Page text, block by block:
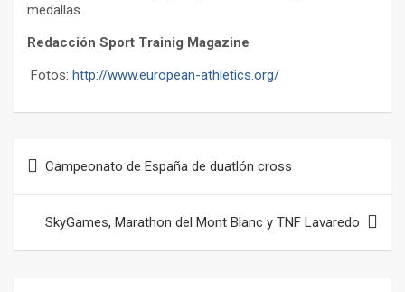
medallas.
Redacción Sport Trainig Magazine
Fotos: http://www.european-athletics.org/
de
Campeonato de España de duatlón cross
SkyGames, Marathon del Mont Blanc y TNF Lavaredo